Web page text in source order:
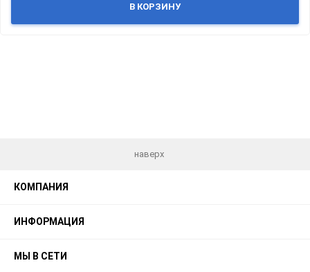
В КОРЗИНУ
наверх
КОМПАНИЯ
ИНФОРМАЦИЯ
МЫ В СЕТИ